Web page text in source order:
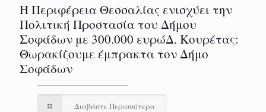
Η Περιφέρεια Θεσσαλίας ενισχύει την
Πολιτική Προστασία του Δήμου
Σοφάδων με 300.000 ευρώΔ. Κουρέτας:
Θωρακίζουμε έμπρακτα τον Δήμο
Σοφάδων
Διαβάστε Περισσότερα